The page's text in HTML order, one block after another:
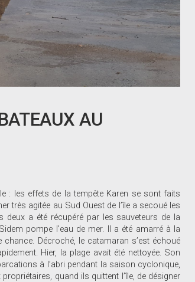
AU
: les effets de la tempête Karen se sont faits
très agitée au Sud Ouest de l’île a secoué les
deux a été récupéré par les sauveteurs de la
pompe l’eau de mer. Il a été amarré à la
Décroché, le catamaran s’est échoué
Hier, la plage avait été nettoyée. Son
à l’abri pendant la saison cyclonique,
quand ils quittent l’île, de désigner